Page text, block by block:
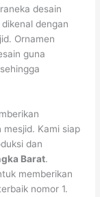
desain
dengan
Ornamen
guna
mesjid. Kami siap
dan
Barat.
memberikan
nomor 1.